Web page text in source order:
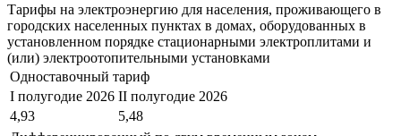
Тарифы на электроэнергию для населения, проживающего в
городских населенных пунктах в домах, оборудованных в
установленном порядке стационарными электроплитами и
(или) электроотопительными установками
Одноставочный тариф
I полугодие 2026 II полугодие 2026
4,93
5,48